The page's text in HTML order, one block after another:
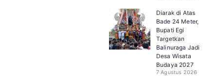
Diarak di Atas
Bade 24 Meter,
Bupati Egi
Targetkan
Balinuraga Jadi
Desa Wisata
Budaya 2027
7 Agustus 2026